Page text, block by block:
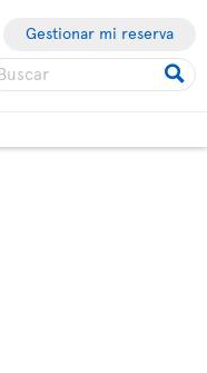
Gestionar mi reserva